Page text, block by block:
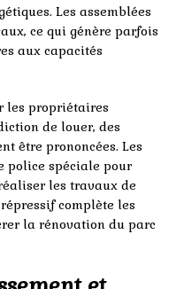
Les assemblées
ce qui génère parfois
aux capacités
les propriétaires
de louer, des
être prononcées. Les
police spéciale pour
les travaux de
complète les
la rénovation du parc